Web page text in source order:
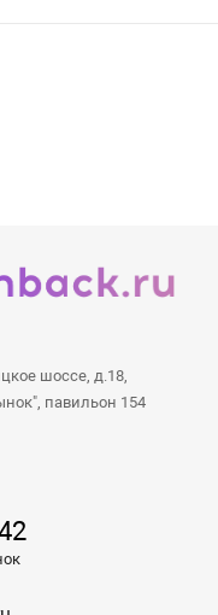
шоссе, д.18,
павильон 154